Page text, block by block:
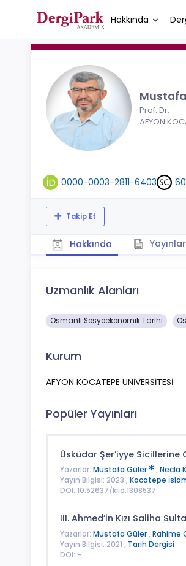
Hakkında
Prof. Dr.
AFYON
0000-0003-2811-6403
Takip Et
Hakkında Yayınlar
Uzmanlık Alanları
Osmanlı Sosyoekonomik Tarihi
Kurum
AFYON KOCATEPE ÜNİVERSİTESİ
Popüler Yayınları
Üsküdar Şer’iyye Sicillerine
Yazarlar: Mustafa Güler , Necla
Yayın Bilgisi: 2023 , Kocatepe
DOI: 10.52637/kiid.1308537
III. Ahmed’in Kızı Saliha
Yazarlar: Mustafa Güler, Rahime
Yayın Bilgisi: 2021 , Tarih Dergisi
DOI: -